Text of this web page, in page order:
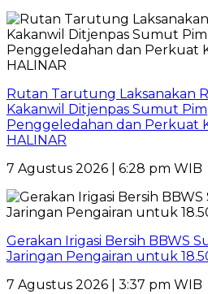
Rutan Tarutung Laksanakan
Kakanwil Ditjenpas Sumut
Penggeledahan dan Perkuat
HALINAR
7 Agustus 2026 | 6:28 pm WIB
Gerakan Irigasi Bersih BBWS
Jaringan Pengairan untuk
7 Agustus 2026 | 3:37 pm WIB